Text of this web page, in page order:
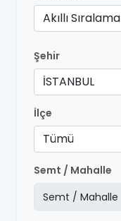
Akıllı Sıralama
Şehir
İSTANBUL
İlçe
Tümü
Semt / Mahalle